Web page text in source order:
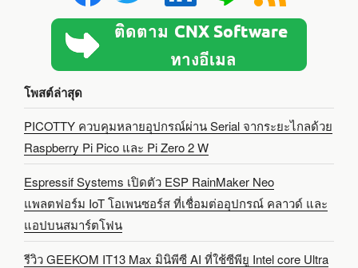
โพสต์ล่าสุด
PICOTTY ควบคุมหลายอุปกรณ์ผ่าน Serial จากระยะไกลด้วย
Raspberry Pi Pico และ Pi Zero 2 W
Espressif Systems เปิดตัว ESP RainMaker Neo
แพลตฟอร์ม IoT โอเพนซอร์ส ที่เชื่อมต่ออุปกรณ์ คลาวด์ และ
แอปบนสมาร์ตโฟน
รีวิว GEEKOM IT13 Max มินิพีซี AI ที่ใช้ซีพียู Intel core Ultra